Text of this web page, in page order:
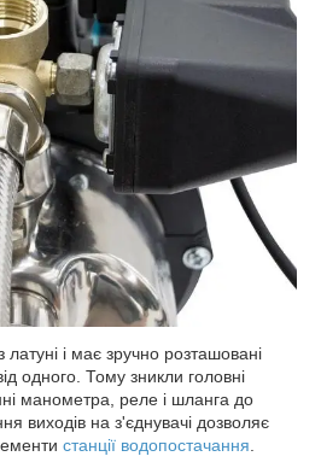
і має зручно розташовані
одного. Тому зникли головні
манометра, реле і шланга до
виходів на з'єднувачі дозволяє
станції водопостачання